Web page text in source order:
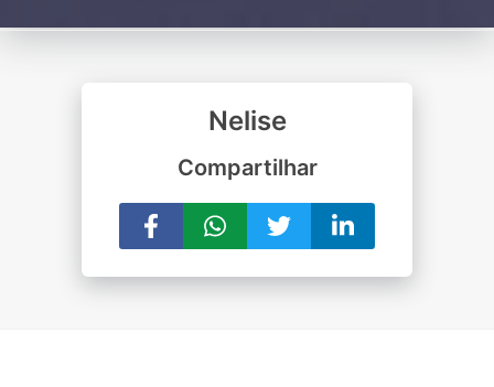
Nelise
Compartilhar